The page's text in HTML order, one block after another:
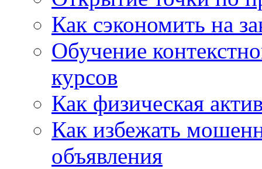
Как сэкономить на
Обучение
курсов
Как физическая
Как избежать
объявления